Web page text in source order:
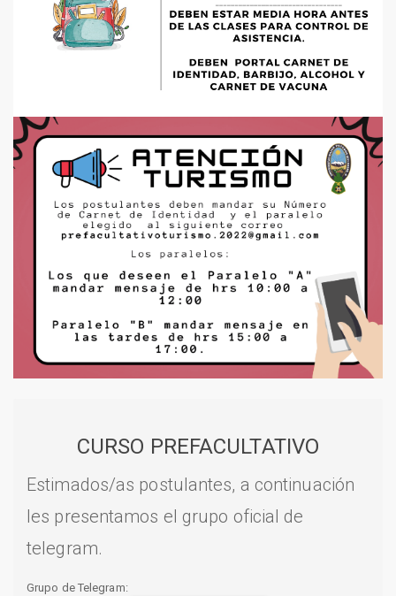
CURSO PREFACULTATIVO
Estimados/as postulantes, a continuación
les presentamos el grupo oficial de
telegram.
Grupo de Telegram: